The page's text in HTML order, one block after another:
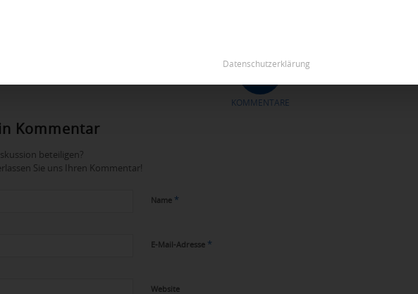
KOMMENTARE
Kommentar
beteiligen?
Sie uns Ihren Kommentar!
Name *
E-Mail-Adresse *
Website
Datenschutzerklärung